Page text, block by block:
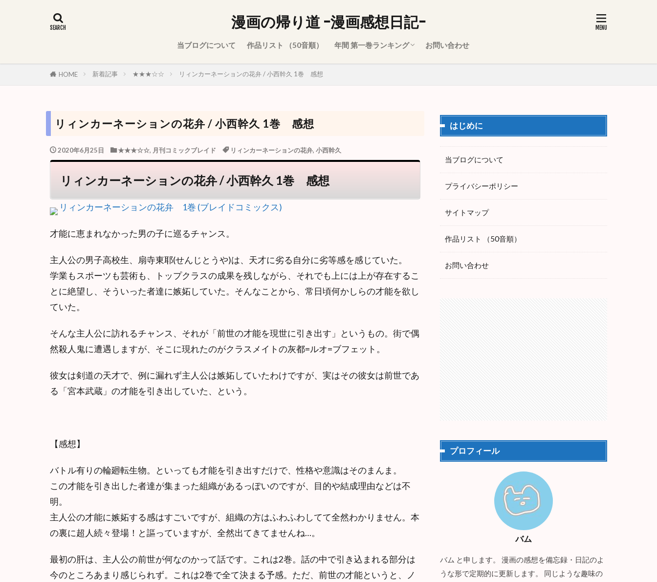
漫画の帰り道 -漫画感想日記-
当ブログについて 作品リスト （50音順） 年間 第一巻ランキング お問い合わせ
HOME 新着記事 ★★★☆☆ リィンカーネーションの花弁 / 小西幹久 1巻 感想
リィンカーネーションの花弁 / 小西幹久 1巻 感想
2020年6月25日 ★★★☆☆, 月刊コミックブレイド リィンカーネーションの花弁, 小西幹久
リィンカーネーションの花弁 / 小西幹久 1巻 感想
リィンカーネーションの花弁 1巻 (ブレイドコミックス)
才能に恵まれなかった男の子に巡るチャンス。
主人公の男子高校生、扇寺東耶(せんじとうや)は、天才に劣る自分に劣等感を感じていた。
学業もスポーツも芸術も、トップクラスの成果を残しながら、それでも上には上が存在するこ
とに絶望し、そういった者達に嫉妬していた。そんなことから、常日頃何かしらの才能を欲し
ていた。
そんな主人公に訪れるチャンス、それが「前世の才能を現世に引き出す」というもの。街で偶
然殺人鬼に遭遇しますが、そこに現れたのがクラスメイトの灰都=ルオ=ブフェット。
彼女は剣道の天才で、例に漏れず主人公は嫉妬していたわけですが、実はその彼女は前世であ
る「宮本武蔵」の才能を引き出していた、という。
【感想】
バトル有りの輪廻転生物。といっても才能を引き出すだけで、性格や意識はそのまんま。
この才能を引き出した者達が集まった組織があるっぽいのですが、目的や結成理由などは不
明。
主人公の才能に嫉妬する感はすごいですが、組織の方はふわふわしてて全然わかりません。本
の裏に超人続々登場！と謳っていますが、全然出てきてませんね…。
最初の肝は、主人公の前世が何なのかって話です。これは2巻。話の中で引き込まれる部分は
今のところあまり感じられず。これは2巻で全て決まる予感。ただ、前世の才能というと、ノ
はじめに
当ブログについて
プライバシーポリシー
サイトマップ
作品リスト （50音順）
お問い合わせ
プロフィール
バム
バム と申します。 漫画の感想を備忘録・日記のよ
うな形で定期的に更新します。 同じような趣味の